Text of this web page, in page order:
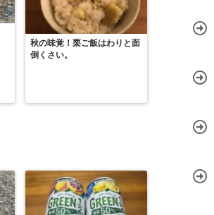
秋の味覚！栗ご飯はわりと面
倒くさい。